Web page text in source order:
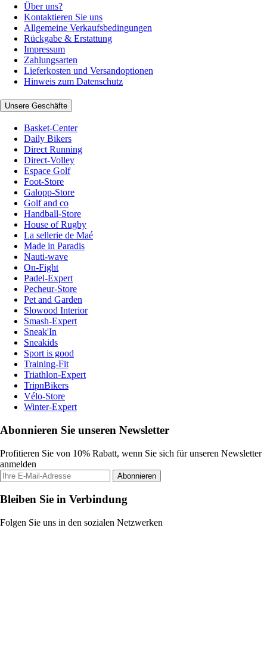
Über uns?
Kontaktieren Sie uns
Allgemeine Verkaufsbedingungen
Rückgabe & Erstattung
Impressum
Zahlungsarten
Lieferkosten und Versandoptionen
Hinweis zum Datenschutz
Unsere Geschäfte
Basket-Center
Daily Bikers
Direct Running
Direct-Volley
Espace Golf
Foot-Store
Galopp-Store
Golf and co
Handball-Store
House of Rugby
La sellerie de Maé
Made in Paradis
Nauti-wave
On-Fight
Padel-Expert
Pecheur-Store
Pet and Garden
Slowood Interior
Smash-Expert
Sneak'In
Sneakids
Sport is good
Training-Fit
Triathlon-Expert
TripnBikers
Vélo-Store
Winter-Expert
Abonnieren Sie unseren Newsletter
Profitieren Sie von 10% Rabatt, wenn Sie sich für unseren Newsletter
anmelden
Abonnieren
Bleiben Sie in Verbindung
Folgen Sie uns in den sozialen Netzwerken